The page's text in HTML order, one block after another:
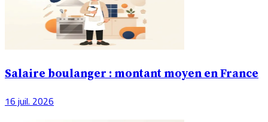
Salaire boulanger : montant moyen en France
16 juil. 2026